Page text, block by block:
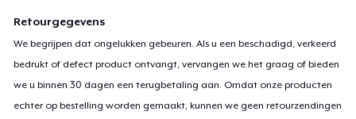
Retourgegevens
We begrijpen dat ongelukken gebeuren. Als u een beschadigd, verkeerd
bedrukt of defect product ontvangt, vervangen we het graag of bieden
we u binnen 30 dagen een terugbetaling aan. Omdat onze producten
echter op bestelling worden gemaakt, kunnen we geen retourzendingen